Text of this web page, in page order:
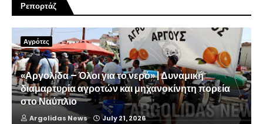
Ρεπορτάζ
Αγρότες
«Αργολίδα – Όλοι για το νερό» | Δυναμική
διαμαρτυρία αγροτών και μηχανοκίνητη πορεία
στο Ναύπλιο
Argolidas News July 21, 2026